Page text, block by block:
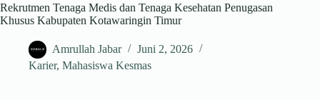
Rekrutmen Tenaga Medis dan Tenaga Kesehatan Penugasan
Khusus Kabupaten Kotawaringin Timur
Amrullah Jabar
Juni 2, 2026
Karier, Mahasiswa Kesmas